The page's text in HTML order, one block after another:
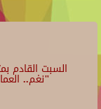
السبت القادم
"نغم..